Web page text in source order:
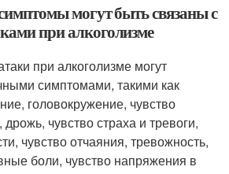
могут быть связаны с
при алкоголизме
при алкоголизме могут
симптомами, такими как
головокружение, чувство
дрожь, чувство страха и тревоги,
чувство отчаяния, тревожность,
боли, чувство напряжения в